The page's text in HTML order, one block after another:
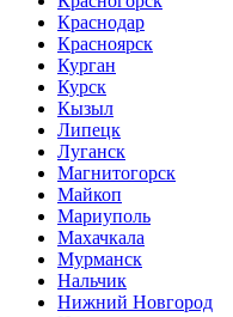
Краснодар
Красноярск
Курган
Курск
Кызыл
Липецк
Луганск
Магнитогорск
Майкоп
Мариуполь
Махачкала
Мурманск
Нальчик
Нижний Новгород